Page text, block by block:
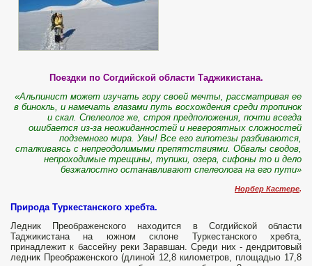
Поездки по Согдийской области Таджикистана.
«Альпинист может изучать гору своей мечты, рассматривая ее
в бинокль, и намечать глазами путь восхождения среди тропинок
и скал. Спелеолог же, строя предположения, почти всегда
ошибается из-за неожиданностей и невероятных сложностей
подземного мира. Увы! Все его гипотезы разбиваются,
сталкиваясь с непреодолимыми препятствиями. Обвалы сводов,
непроходимые трещины, тупики, озера, сифоны то и дело
безжалостно останавливают спелеолога на его пути»
Норбер Кастере.
Природа Туркестанского хребта.
Ледник Преображенского находится в Согдийской области
Таджикистана на южном склоне Туркестанского хребта,
принадлежит к бассейну реки Заравшан. Среди них - дендритовый
ледник Преображенского (длиной 12,8 километров, площадью 17,8